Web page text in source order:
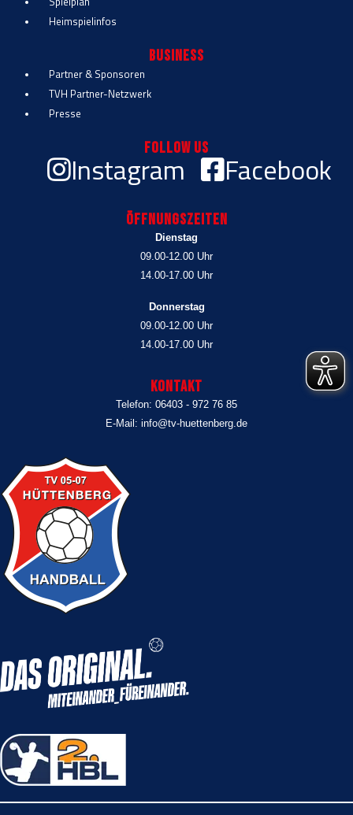
Heimspielinfos
Business
Partner & Sponsoren
TVH Partner-Netzwerk
Presse
Follow Us
Instagram Facebook
Öffnungszeiten
Dienstag
09.00-12.00 Uhr
14.00-17.00 Uhr
Donnerstag
09.00-12.00 Uhr
14.00-17.00 Uhr
Kontakt
Telefon: 06403 - 972 76 85
E-Mail: info@tv-huettenberg.de